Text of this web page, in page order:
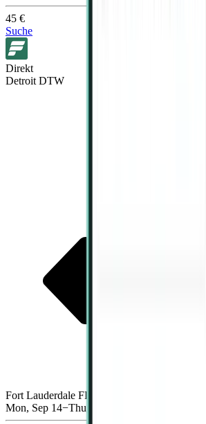
45 €
Suche
Direkt
Detroit DTW
Fort Lauderdale FLL
Mon, Sep 14−Thu, Sep 17